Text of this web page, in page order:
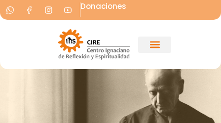
Donaciones